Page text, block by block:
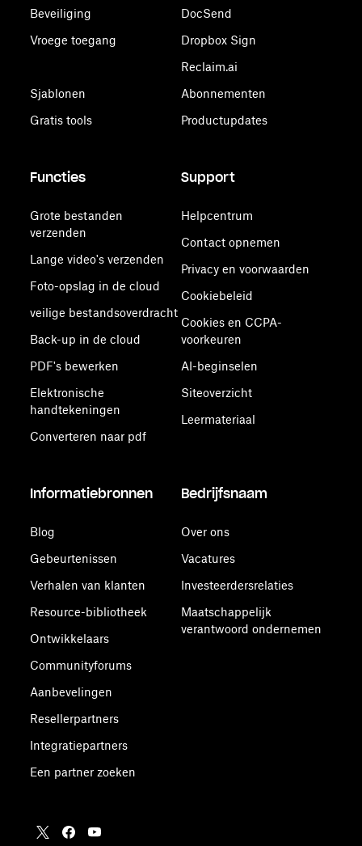
Beveiliging
Vroege toegang
Sjablonen
Gratis tools
DocSend
Dropbox Sign
Reclaim.ai
Abonnementen
Productupdates
Functies
Grote bestanden
verzenden
Lange video's verzenden
Foto-opslag in de cloud
veilige bestandsoverdracht
Back-up in de cloud
PDF's bewerken
Elektronische
handtekeningen
Converteren naar pdf
Support
Helpcentrum
Contact opnemen
Privacy en voorwaarden
Cookiebeleid
Cookies en CCPA-
voorkeuren
AI-beginselen
Siteoverzicht
Leermateriaal
Informatiebronnen
Blog
Gebeurtenissen
Verhalen van klanten
Resource-bibliotheek
Ontwikkelaars
Communityforums
Aanbevelingen
Resellerpartners
Integratiepartners
Een partner zoeken
Bedrijfsnaam
Over ons
Vacatures
Investeerdersrelaties
Maatschappelijk
verantwoord ondernemen